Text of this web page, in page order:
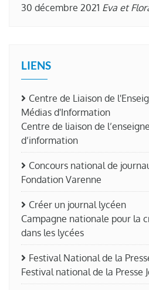
30 décembre 2021 Eva et
LIENS
Centre de Liaison de
Médias d'Information
Centre de liaison de
d’information
Concours national de
Fondation Varenne
Créer un journal lycéen
Campagne nationale pour la
dans les lycées
Festival National de la
Festival national de la Presse